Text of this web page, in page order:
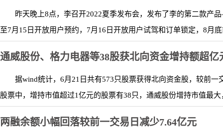
昨天晚上8点，李召开2022夏季发布会，发布了李的第二款
至7月15日开放用户预约，7月16日开放用户试驾和订单锁定，8月
通威股份、格力电器等38股获北向资金增持额超亿
据wind统计，6月21日共有573只股票获得北向资金股，较前
股票中，增持市值超过1亿元的股票有38只，通威股份增持市值最
两融余额小幅回落较前一交易日减少7.64亿元